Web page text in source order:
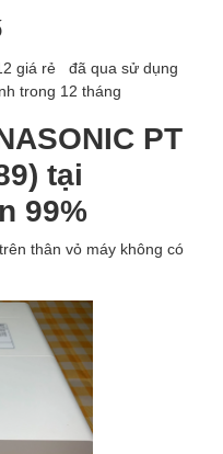
giá rẻ đã qua sử dụng
trong 12 tháng
PT
tại
99%
thân vỏ máy không có